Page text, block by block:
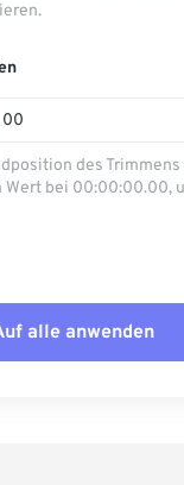
00
des Trimmens
Wert bei 00:00:00.00,
alle anwenden